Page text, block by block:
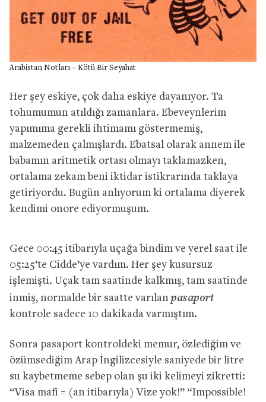
Arabistan Notları – Kötü Bir Seyahat
Her şey eskiye, çok daha eskiye dayanıyor. Ta
tohumumun atıldığı zamanlara. Ebeveynlerim
yapımıma gerekli ihtimamı göstermemiş,
malzemeden çalmışlardı. Ebatsal olarak annem ile
babamın aritmetik ortası olmayı taklamazken,
ortalama zekam beni iktidar istikrarında taklaya
getiriyordu. Bugün anlıyorum ki ortalama diyerek
kendimi onore ediyormuşum.
Gece 00:45 itibarıyla uçağa bindim ve yerel saat ile
05:25’te Cidde’ye vardım. Her şey kusursuz
işlemişti. Uçak tam saatinde kalkmış, tam saatinde
inmiş, normalde bir saatte varılan pasaport
kontrole sadece 10 dakikada varmıştım.
Sonra pasaport kontroldeki memur, özlediğim ve
özümsediğim Arap İngilizcesiyle saniyede bir litre
su kaybetmeme sebep olan şu iki kelimeyi zikretti:
“Visa mafi = (an itibarıyla) Vize yok!” “Impossible!